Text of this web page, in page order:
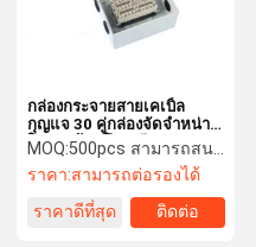
กล่องกระจายสายเคเบิ้ล
กุญแจ 30 คู่กล่องจัดจำหน่าย
ในร่มพร้อมโครงยึดกลับ
MOQ:500pcs สามารถสนทนาได้
ราคา:สามารถต่อรองได้
ราคาดีที่สุด
ติดต่อ